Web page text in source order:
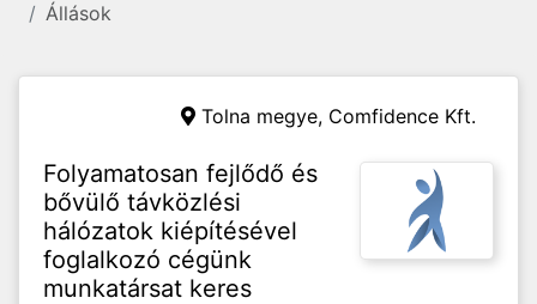
Állások
Tolna megye, Comfidence Kft.
Folyamatosan fejlődő és
bővülő távközlési
hálózatok kiépítésével
foglalkozó cégünk
munkatársat keres